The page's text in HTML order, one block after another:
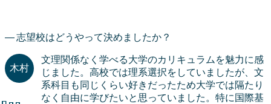
志望校はどうやって決めましたか？
文理関係なく学べる大学のカリキュラムを魅力に感
じました。高校では理系選択をしていましたが、文
系科目も同じくらい好きだったため大学では隔たり
なく自由に学びたいと思っていました。特に国際基